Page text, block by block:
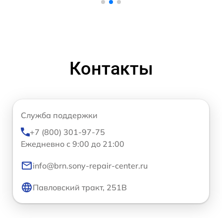
Контакты
Служба поддержки
+7 (800) 301-97-75
Ежедневно с 9:00 до 21:00
info@brn.sony-repair-center.ru
Павловский тракт, 251В